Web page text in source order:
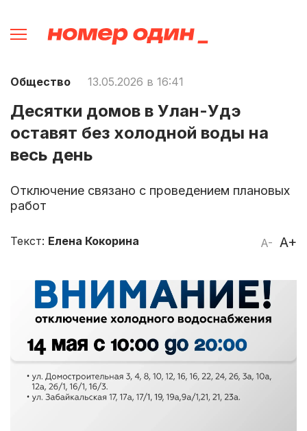
Общество 13.05.2026 в 16:41
Десятки домов в Улан-Удэ
оставят без холодной воды на
весь день
Отключение связано с проведением плановых
работ
A- A+
Текст: Елена Кокорина